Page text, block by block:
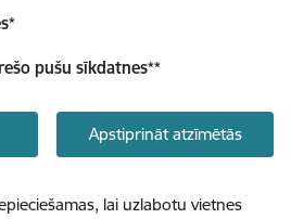
*
pušu sīkdatnes**
Apstiprināt atzīmētās
lai uzlabotu vietnes